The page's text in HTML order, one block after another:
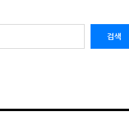
검색